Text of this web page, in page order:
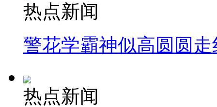
热点新闻
警花学霸神似高圆圆走
热点新闻